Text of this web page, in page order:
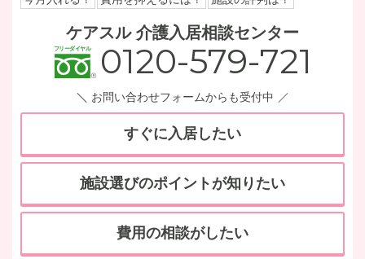
ケアスル 介護入居相談センター
0120-579-721
お問い合わせフォームからも受付中
すぐに入居したい
施設選びのポイントが知りたい
費用の相談がしたい